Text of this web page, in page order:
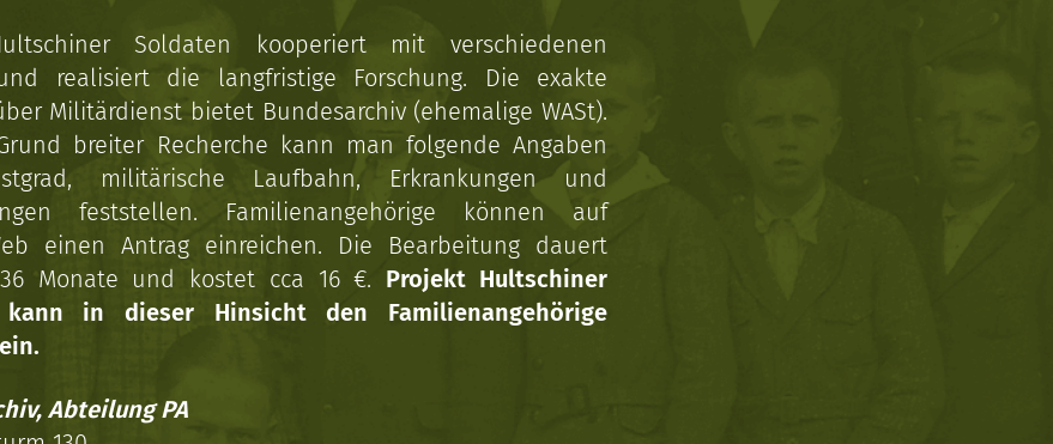
Soldaten kooperiert mit verschiedenen
realisiert die langfristige Forschung. Die exakte
Militärdienst bietet Bundesarchiv (ehemalige WASt).
breiter Recherche kann man folgende Angaben
militärische Laufbahn, Erkrankungen und
feststellen. Familienangehörige können auf
einen Antrag einreichen. Die Bearbeitung dauert
Monate und kostet cca 16 €. Projekt Hultschiner
kann in dieser Hinsicht den Familienangehörige
Abteilung PA